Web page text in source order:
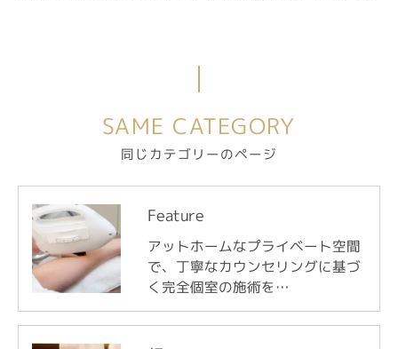
同じカテゴリーのページ
SAME CATEGORY
Feature
アットホームなプライベート空間
で、丁寧なカウンセリングに基づ
く完全個室の施術を…